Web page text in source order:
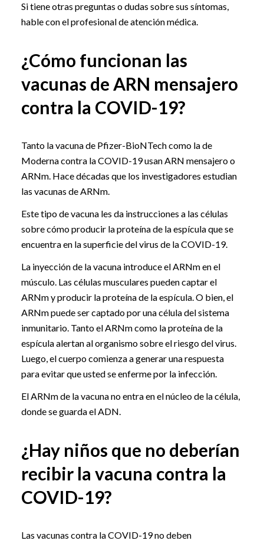
Si tiene otras preguntas o dudas sobre sus síntomas,
hable con el profesional de atención médica.
¿Cómo funcionan las
vacunas de ARN mensajero
contra la COVID-19?
Tanto la vacuna de Pfizer-BioNTech como la de
Moderna contra la COVID-19 usan ARN mensajero o
ARNm. Hace décadas que los investigadores estudian
las vacunas de ARNm.
Este tipo de vacuna les da instrucciones a las células
sobre cómo producir la proteína de la espícula que se
encuentra en la superficie del virus de la COVID-19.
La inyección de la vacuna introduce el ARNm en el
músculo. Las células musculares pueden captar el
ARNm y producir la proteína de la espícula. O bien, el
ARNm puede ser captado por una célula del sistema
inmunitario. Tanto el ARNm como la proteína de la
espícula alertan al organismo sobre el riesgo del virus.
Luego, el cuerpo comienza a generar una respuesta
para evitar que usted se enferme por la infección.
El ARNm de la vacuna no entra en el núcleo de la célula,
donde se guarda el ADN.
¿Hay niños que no deberían
recibir la vacuna contra la
COVID-19?
Las vacunas contra la COVID-19 no deben